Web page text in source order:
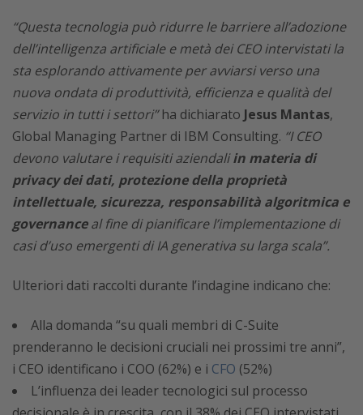
“Questa tecnologia può ridurre le barriere all’adozione
dell’intelligenza artificiale e metà dei CEO intervistati la
sta esplorando attivamente per avviarsi verso una
nuova ondata di produttività, efficienza e qualità del
servizio in tutti i settori”ha dichiarato Jesus Mantas,
Global Managing Partner di IBM Consulting. “I CEO
devono valutare i requisiti aziendaliin materia di
privacy dei dati, protezione della proprietà
intellettuale, sicurezza, responsabilità algoritmica e
governanceal fine di pianificare l’implementazione di
casi d’uso emergenti di IA generativa su larga scala”.
Ulteriori dati raccolti durante l’indagine indicano che:
Alla domanda “su quali membri di C-Suite
prenderanno le decisioni cruciali nei prossimi tre anni”,
i CEO identificano i COO (62%) e i CFO (52%)
L’influenza dei leader tecnologici sul processo